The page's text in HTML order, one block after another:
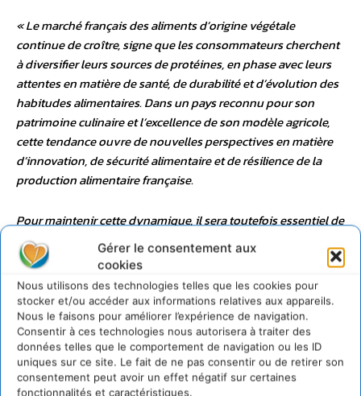
Gérer le consentement aux
cookies
Nous utilisons des technologies telles que les cookies pour
stocker et/ou accéder aux informations relatives aux appareils.
Nous le faisons pour améliorer l’expérience de navigation.
Consentir à ces technologies nous autorisera à traiter des
données telles que le comportement de navigation ou les ID
uniques sur ce site. Le fait de ne pas consentir ou de retirer son
consentement peut avoir un effet négatif sur certaines
fonctionnalités et caractéristiques.
« Le marché français des aliments d’origine végétale
continue de croître, signe que les consommateurs cherchent
à diversifier leurs sources de protéines, en phase avec leurs
attentes en matière de santé, de durabilité et d’évolution des
habitudes alimentaires. Dans un pays reconnu pour son
patrimoine culinaire et l’excellence de son modèle agricole,
cette tendance ouvre de nouvelles perspectives en matière
d’innovation, de sécurité alimentaire et de résilience de la
production alimentaire française.
Pour maintenir cette dynamique, il sera toutefois essentiel de
continuer à investir dans la qualité des produits, leur
accessibilité et l’innovation, tout en renforçant la
collaboration entre fabricants, investisseurs et décideurs
publics afin de soutenir le développement d’une filière
nationale compétitive. »
Hélène Grosshans,
Responsable des investissements auGood Food